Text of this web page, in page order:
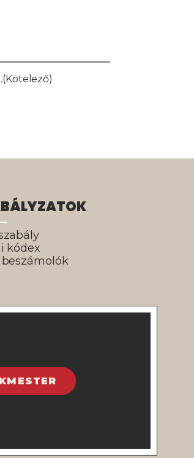
.(Kötelező)
kódex
beszámolók